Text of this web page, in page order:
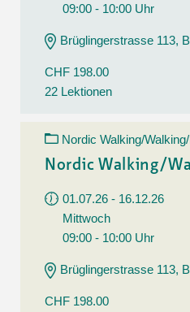
09:00 - 10:00 Uhr
Brüglingerstrasse 113,
CHF 198.00
22 Lektionen
Nordic Walking/
Nordic Walking/
01.07.26 - 16.12.26
Mittwoch
09:00 - 10:00 Uhr
Brüglingerstrasse 113,
CHF 198.00